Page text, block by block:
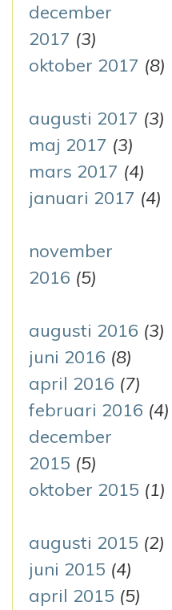
december
2017 (3)
oktober 2017 (8)
augusti 2017 (3)
maj 2017 (3)
mars 2017 (4)
januari 2017 (4)
november
2016 (5)
augusti 2016 (3)
juni 2016 (8)
april 2016 (7)
februari 2016 (4)
december
2015 (5)
oktober 2015 (1)
augusti 2015 (2)
juni 2015 (4)
april 2015 (5)